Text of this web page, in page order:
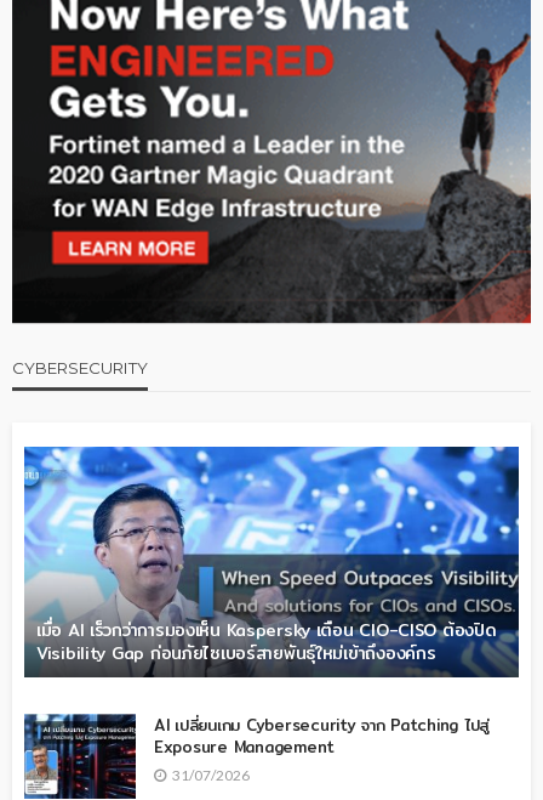
CYBERSECURITY
เมื่อ AI เร็วกว่าการมองเห็น Kaspersky เตือน CIO-CISO ต้องปิด
Visibility Gap ก่อนภัยไซเบอร์สายพันธุ์ใหม่เข้าถึงองค์กร
AI เปลี่ยนเกม Cybersecurity จาก Patching ไปสู่
Exposure Management
31/07/2026